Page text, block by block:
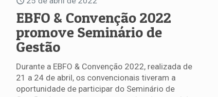
EBFO & Convenção 2022
promove Seminário de
Gestão
Durante a EBFO & Convenção 2022, realizada de
21 a 24 de abril, os convencionais tiveram a
oportunidade de participar do Seminário de